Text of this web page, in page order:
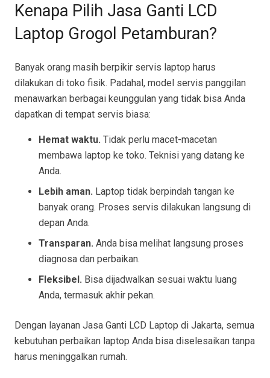
Kenapa Pilih Jasa Ganti LCD
Laptop Grogol Petamburan?
Banyak orang masih berpikir servis laptop harus
dilakukan di toko fisik. Padahal, model servis panggilan
menawarkan berbagai keunggulan yang tidak bisa Anda
dapatkan di tempat servis biasa:
Hemat waktu. Tidak perlu macet-macetan
membawa laptop ke toko. Teknisi yang datang ke
Anda.
Lebih aman. Laptop tidak berpindah tangan ke
banyak orang. Proses servis dilakukan langsung di
depan Anda.
Transparan. Anda bisa melihat langsung proses
diagnosa dan perbaikan.
Fleksibel. Bisa dijadwalkan sesuai waktu luang
Anda, termasuk akhir pekan.
Dengan layanan Jasa Ganti LCD Laptop di Jakarta, semua
kebutuhan perbaikan laptop Anda bisa diselesaikan tanpa
harus meninggalkan rumah.